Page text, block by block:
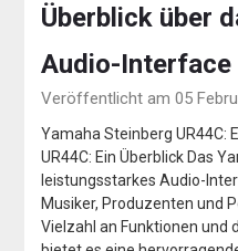
Überblick über
Audio-Interface
Veröffentlicht am 05
Yamaha Steinberg UR44C:
UR44C: Ein Überblick Das
leistungsstarkes Audio-
Musiker, Produzenten und
Vielzahl an Funktionen und